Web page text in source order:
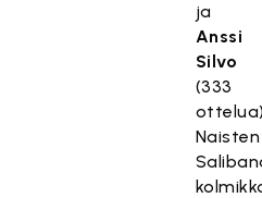
ja
Anssi
Silvo
(333
Naisten